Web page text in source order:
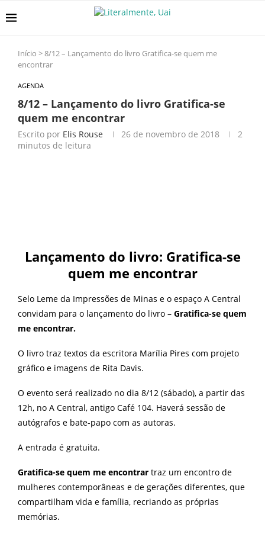
Início >8/12 – Lançamento do livro Gratifica-se quem me
encontrar
AGENDA
8/12 – Lançamento do livro Gratifica-se
quem me encontrar
Escrito por Elis Rouse 26 de novembro de 2018
2
minutos de leitura
Lançamento do livro: Gratifica-se
quem me encontrar
Selo Leme da Impressões de Minas e o espaço A Central
convidam para o lançamento do livro – Gratifica-se quem
me encontrar.
O livro traz textos da escritora Marília Pires com projeto
gráfico e imagens de Rita Davis.
O evento será realizado no dia 8/12 (sábado), a partir das
12h, no A Central, antigo Café 104. Haverá sessão de
autógrafos e bate-papo com as autoras.
A entrada é gratuita.
Gratifica-se quem me encontrar traz um encontro de
mulheres contemporâneas e de gerações diferentes, que
compartilham vida e família, recriando as próprias
memórias.